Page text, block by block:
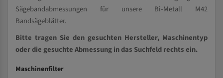
Sägebandabmessungen für unsere Bi-Metall M42
Bandsägeblätter.
Bitte tragen Sie den gesuchten Hersteller, Maschinentyp
oder die gesuchte Abmessung in das Suchfeld rechts ein.
Maschinenfilter